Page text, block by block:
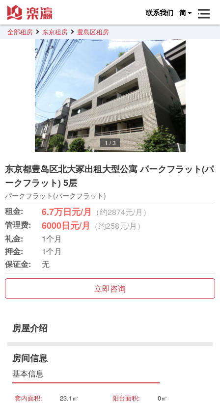
联系我们 简
全部租房 东京租房 豊島区租房
1 /3
东京都豊岛区北大冢出租大型公寓 パークフラット(パ
ークフラット) 5层
パークフラット(パークフラット)
租金: 6.7万日元/月 （约2874元/月）
管理费:
6000日元/月 （约258元/月）
礼金:
1个月
押金:
1个月
保证金:
无
立即咨询
房屋介绍
房间信息
基本信息
套内面积: 23.1㎡ 阳台面积:
0㎡